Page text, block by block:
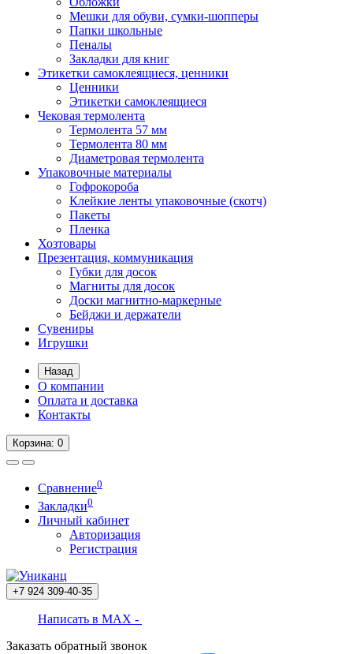
Мешки для обуви, сумки-шопперы
Папки школьные
Пеналы
Закладки для книг
Этикетки самоклеящиеся, ценники
Ценники
Этикетки самоклеящиеся
Чековая термолента
Термолента 57 мм
Термолента 80 мм
Диаметровая термолента
Упаковочные материалы
Гофрокороба
Клейкие ленты упаковочные (скотч)
Пакеты
Пленка
Хозтовары
Презентация, коммуникация
Губки для досок
Магниты для досок
Доски магнитно-маркерные
Бейджи и держатели
Сувениры
Игрушки
Назад
О компании
Оплата и доставка
Контакты
Корзина: 0
Сравнение0
Закладки0
Личный кабинет
Авторизация
Регистрация
+7 924 309-40-35
Написать в MAX -
Заказать обратный звонок